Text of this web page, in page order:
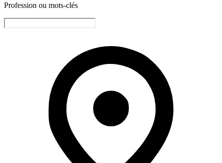
Profession ou mots-clés